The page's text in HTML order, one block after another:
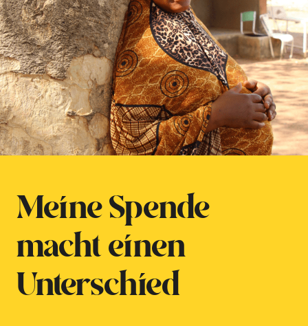
Meine Spende
macht einen
Unterschied